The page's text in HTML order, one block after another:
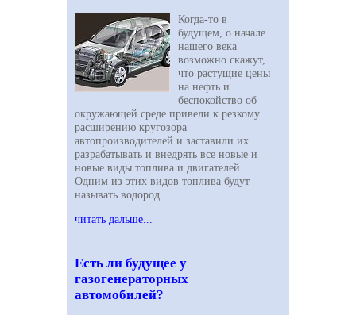
Когда-то в
будущем, о начале
нашего века
возможно скажут,
что растущие цены
на нефть и
беспокойство об
окружающей среде привели к резкому
расширению кругозора
автопроизводителей и заставили их
разрабатывать и внедрять все новые и
новые виды топлива и двигателей.
Одним из этих видов топлива будут
называть водород.
читать дальше...
Есть ли будущее у
газогенераторных
автомобилей?